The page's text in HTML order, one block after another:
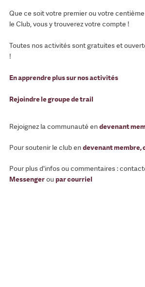
Que ce soit votre premier ou votre
le Club, vous y trouverez votre compte !
Toutes nos activités sont gratuites et
!
En apprendre plus sur nos activités
Rejoindre le groupe de trail
Rejoignez la communauté endevenant
Pour soutenir le club endevenant membre,
Pour plus d'infos ou commentaires :
Messengerou par courriel